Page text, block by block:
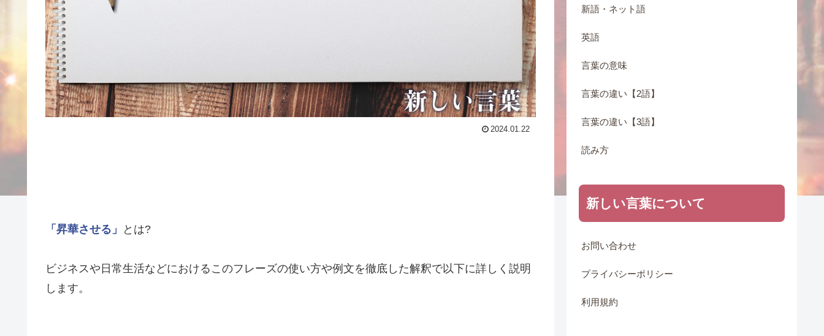
2024.01.22
「昇華させる」 とは?
ビジネスや日常生活などにおけるこのフレーズの使い方や例文を徹底した解釈で以下に詳しく説明
します。
新語・ネット語
英語
言葉の意味
言葉の違い【2語】
言葉の違い【3語】
読み方
新しい言葉について
お問い合わせ
プライバシーポリシー
利用規約